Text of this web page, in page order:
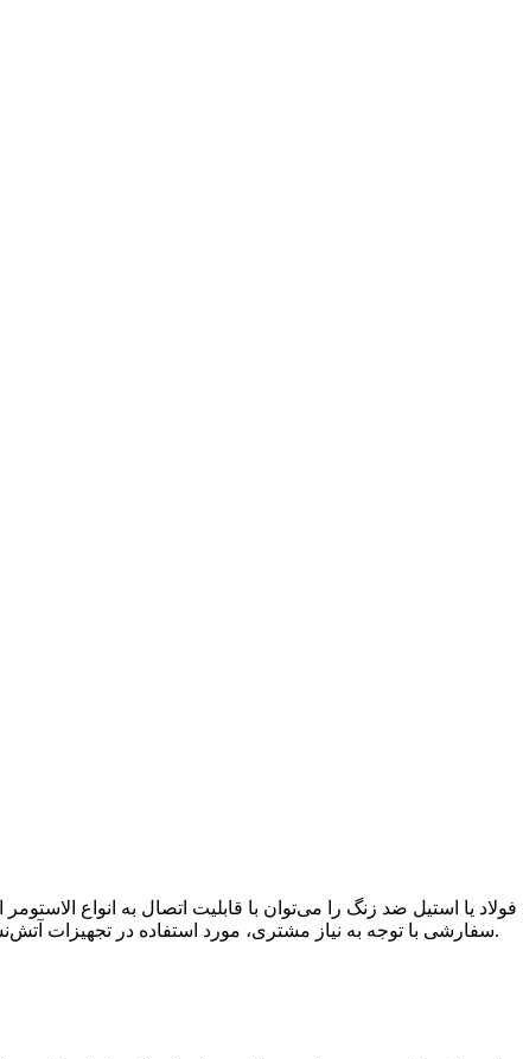
سفارشی با توجه به نیاز مشتری، مورد استفاده در تجهیزات آتش‌نشانی، کپسول‌های آتش‌نشانی و غیره. ما کل قطعه را تأمین می‌کنیم.